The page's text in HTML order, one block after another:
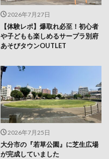
2026年7月27日
【体験レポ】爆取れ必至！初心者
や子どもも楽しめるサープラ別府
あそびタウンOUTLET
2026年7月25日
大分市の『若草公園』に芝生広場
が完成していました